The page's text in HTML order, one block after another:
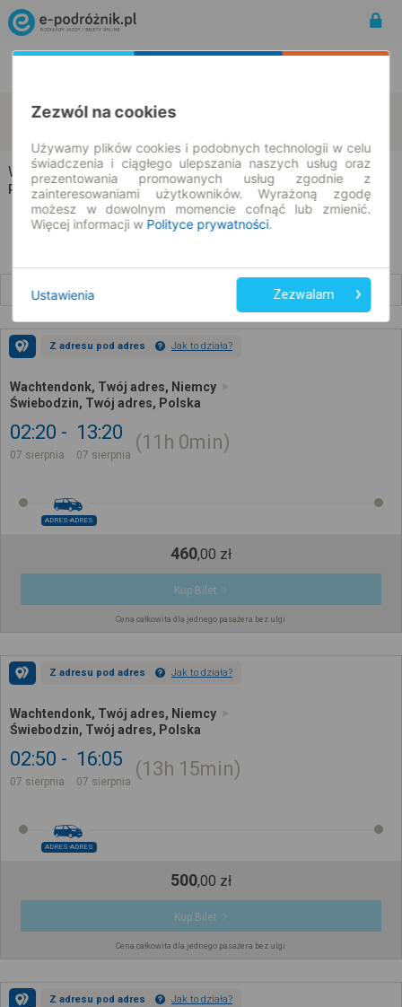
Wachtendonk
Świebodzin
Wachtendonk → Świebodzin
Rozkład jazdy i bilety
Z adresu pod adres Jak to działa?
Wachtendonk, Twój adres, Niemcy
Świebodzin, Twój adres, Polska
02:20
07 sierpnia
13:20
07 sierpnia
11h 0min
ADRES-ADRES
460,00 zł
Kup Bilet
Cena całkowita dla jednego pasażera bez ulgi
Z adresu pod adres Jak to działa?
Wachtendonk, Twój adres, Niemcy
Świebodzin, Twój adres, Polska
02:50
07 sierpnia
16:05
07 sierpnia
13h 15min
ADRES-ADRES
500,00 zł
Kup Bilet
Cena całkowita dla jednego pasażera bez ulgi
Z adresu pod adres Jak to działa?
Zezwól na cookies
Używamy plików cookies i podobnych technologii w celu
świadczenia i ciągłego ulepszania naszych usług oraz
prezentowania promowanych usług zgodnie z
zainteresowaniami użytkowników. Wyrażoną zgodę
możesz w dowolnym momencie cofnąć lub zmienić.
Więcej informacji w Polityce prywatności.
Ustawienia Zezwalam